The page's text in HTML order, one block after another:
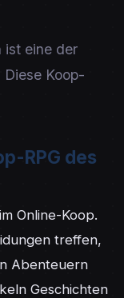
ist eine der
Koop-
RPG des
Online-Koop.
treffen,
Abenteuern
Geschichten